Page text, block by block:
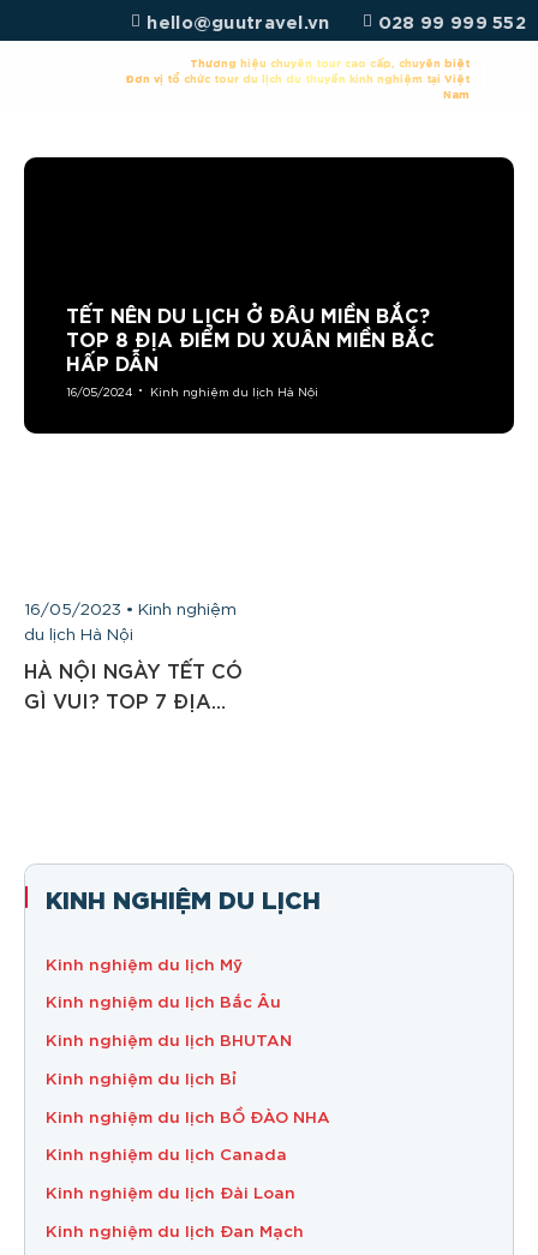
đến
hello@guutravel.vn 028 99 999 552
Thương hiệu chuyên tour cao cấp, chuyên biệt
Đơn vị tổ chức tour du lịch du thuyền kinh nghiệm tại Việt
Nam
TẾT NÊN DU LỊCH Ở ĐÂU MIỀN BẮC?
TOP 8 ĐỊA ĐIỂM DU XUÂN MIỀN BẮC
HẤP DẪN
16/05/2024 Kinh nghiệm du lịch Hà Nội
16/05/2023 • Kinh nghiệm
du lịch Hà Nội
HÀ NỘI NGÀY TẾT CÓ
GÌ VUI? TOP 7 ĐỊA
KINH NGHIỆM DU LỊCH
Kinh nghiệm du lịch Mỹ
Kinh nghiệm du lịch Bắc Âu
Kinh nghiệm du lịch BHUTAN
Kinh nghiệm du lịch Bỉ
Kinh nghiệm du lịch BỒ ĐÀO NHA
Kinh nghiệm du lịch Canada
Kinh nghiệm du lịch Đài Loan
Kinh nghiệm du lịch Đan Mạch